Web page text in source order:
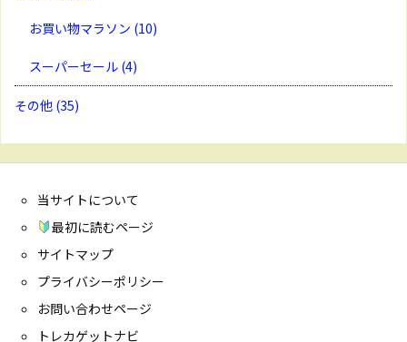
お買い物マラソン (10)
スーパーセール (4)
その他 (35)
当サイトについて
最初に読むページ
サイトマップ
プライバシーポリシー
お問い合わせページ
トレカゲットナビ